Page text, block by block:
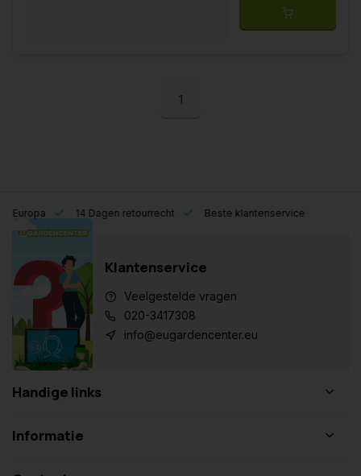
1
Europa 14 Dagen retourrecht Beste klantenservice
Klantenservice
Veelgestelde vragen
020-3417308
info@eugardencenter.eu
Handige links
Informatie